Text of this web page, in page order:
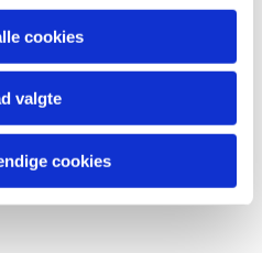
cookies
valgte
cookies